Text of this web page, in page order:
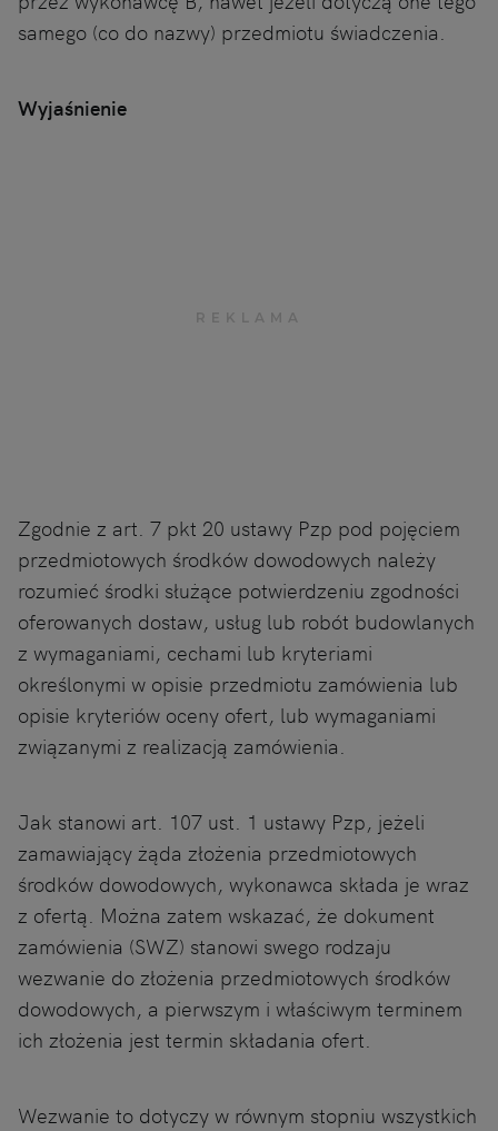
samego (co do nazwy) przedmiotu świadczenia.
Wyjaśnienie
Zgodnie z art. 7 pkt 20 ustawy Pzp pod pojęciem
przedmiotowych środków dowodowych należy
rozumieć środki służące potwierdzeniu zgodności
oferowanych dostaw, usług lub robót budowlanych
z wymaganiami, cechami lub kryteriami
określonymi w opisie przedmiotu zamówienia lub
opisie kryteriów oceny ofert, lub wymaganiami
związanymi z realizacją zamówienia.
Jak stanowi art. 107 ust. 1 ustawy Pzp, jeżeli
zamawiający żąda złożenia przedmiotowych
środków dowodowych, wykonawca składa je wraz
z ofertą. Można zatem wskazać, że dokument
zamówienia (SWZ) stanowi swego rodzaju
wezwanie do złożenia przedmiotowych środków
dowodowych, a pierwszym i właściwym terminem
ich złożenia jest termin składania ofert.
Wezwanie to dotyczy w równym stopniu wszystkich